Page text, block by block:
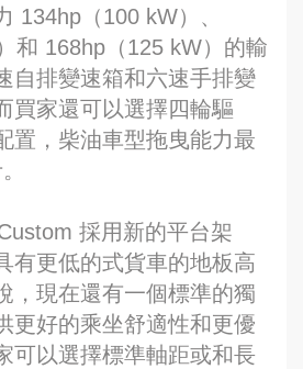
134hp（100 kW）、
和 168hp（125 kW）的輸
自排變速箱和六速手排變
買家還可以選擇四輪驅
置，柴油車型拖曳能力最
採用新的平台架
有更低的式貨車的地板高
，現在還有一個標準的獨
更好的乘坐舒適性和更優
可以選擇標準軸距或和長